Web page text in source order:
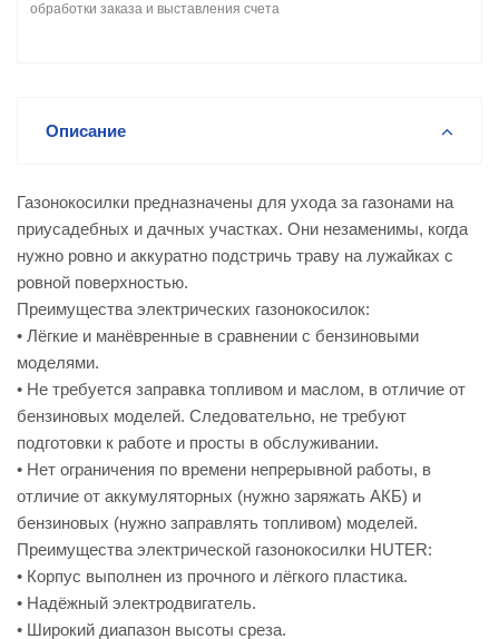
обработки заказа и выставления счета
Описание
Газонокосилки предназначены для ухода за газонами на
приусадебных и дачных участках. Они незаменимы, когда
нужно ровно и аккуратно подстричь траву на лужайках с
ровной поверхностью.
Преимущества электрических газонокосилок:
• Лёгкие и манёвренные в сравнении с бензиновыми
моделями.
• Не требуется заправка топливом и маслом, в отличие от
бензиновых моделей. Следовательно, не требуют
подготовки к работе и просты в обслуживании.
• Нет ограничения по времени непрерывной работы, в
отличие от аккумуляторных (нужно заряжать АКБ) и
бензиновых (нужно заправлять топливом) моделей.
Преимущества электрической газонокосилки HUTER:
• Корпус выполнен из прочного и лёгкого пластика.
• Надёжный электродвигатель.
• Широкий диапазон высоты среза.